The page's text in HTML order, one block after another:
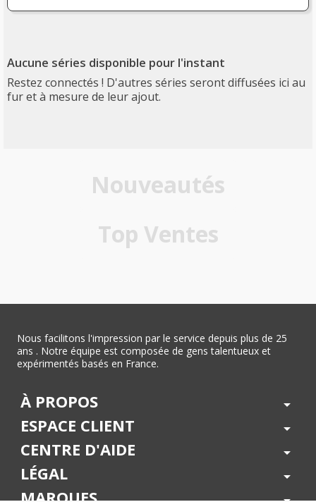
Aucune séries disponible pour l'instant
Restez connectés ! D'autres séries seront diffusées ici au
fur et à mesure de leur ajout.
Nouveautés
Top Ventes
Nous facilitons l'impression par le service depuis plus de 25
ans . Notre équipe est composée de gens talentueux et
expérimentés basés en France.
À PROPOS arrow_drop_down
ESPACE CLIENT arrow_drop_down
CENTRE D'AIDE arrow_drop_down
LÉGAL arrow_drop_down
MARQUES